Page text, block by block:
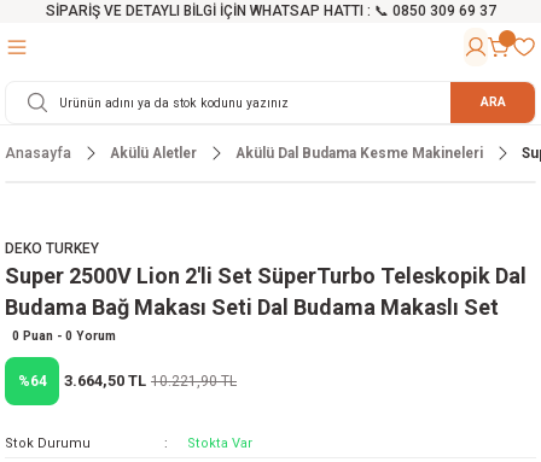
SİPARİŞ VE DETAYLI BİLGİ İÇİN WHATSAP HATTI : 📞 0850 309 69 37
Testereler
Makinesi
Cihazları
Mikser
ve Arabalar
Malzemeleri ARA
Anasayfa Akülü Aletler Akülü Dal Budama Kesme Makineleri
DEKO TURKEY
Super 2500V Lion 2'li Set SüperTurbo Teleskopik Dal
Budama Bağ Makası Seti Dal Budama Makaslı Set
0 Puan - 0 Yorum
%64 3.664,50 TL 10.221,90 TL
Stok Durumu Stokta Var